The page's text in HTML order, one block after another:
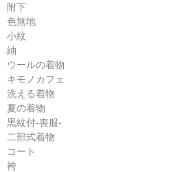
附下
色無地
小紋
紬
ウールの着物
キモノカフェ
洗える着物
夏の着物
黒紋付-喪服-
二部式着物
コート
袴